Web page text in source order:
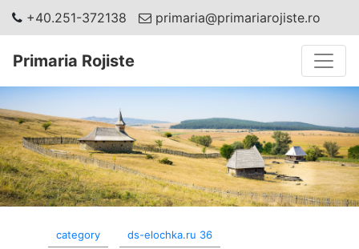
+40.251-372138 primaria@primariarojiste.ro
Primaria Rojiste
category ds-elochka.ru 36